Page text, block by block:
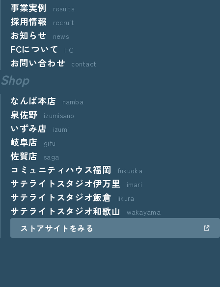
事業実例 results
採用情報 recruit
お知らせ news
FCについて FC
お問い合わせ contact
Shop
なんば本店 namba
泉佐野 izumisano
いずみ店 izumi
岐阜店 gifu
佐賀店 saga
コミュニティハウス福岡 fukuoka
サテライトスタジオ伊万里 imari
サテライトスタジオ飯倉 iikura
サテライトスタジオ和歌山 wakayama
ストアサイトをみる